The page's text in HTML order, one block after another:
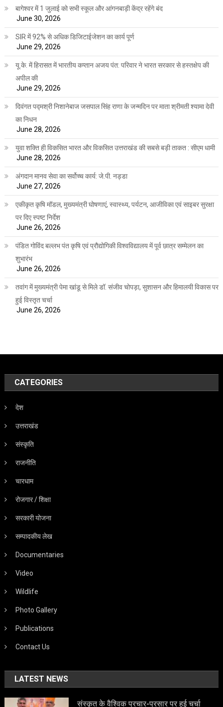
बागेश्वर में 1 जुलाई को सभी स्कूल और आंगनबाड़ी केंद्र रहेंगे बंद
June 30, 2026
SIR में 92% से अधिक डिजिटाईजेशन का कार्य पूर्ण
June 29, 2026
यू.के. में हिरासत में भारतीय कप्तान अजय पंत: परिवार ने भारत सरकार से हस्तक्षेप की
अपील की
June 29, 2026
दिवंगत पद्मश्री निशानेबाज जसपाल सिंह राणा के जन्मदिन पर माता श्रीमती श्यामा देवी
का निधन
June 28, 2026
युवा शक्ति ही विकसित भारत और विकसित उत्तराखंड की सबसे बड़ी ताकत : सीएम धामी
June 28, 2026
अंगदान मानव सेवा का सर्वोच्च कार्य: जे.पी. नड्डा
June 27, 2026
एकीकृत कृषि मॉडल, मुख्यमंत्री घोषणाएं, स्वास्थ्य, पर्यटन, आजीविका एवं साइबर सुरक्षा
पर दिए स्पष्ट निर्देश
June 26, 2026
पंडित गोविंद बल्लभ पंत कृषि एवं प्रौद्योगिकी विश्वविद्यालय में पूर्व छात्र सम्मेलन का
शुभारंभ
June 26, 2026
तवांग में मुख्यमंत्री पेमा खांडू से मिले डॉ. संजीव चोपड़ा, सुशासन और हिमालयी विकास पर
हुई विस्तृत चर्चा
June 26, 2026
CATEGORIES
देश
उत्तराखंड
संस्कृति
राजनीति
चारधाम
रोजगार / शिक्षा
सरकारी योजना
सम्पादकीय लेख
Documentaries
Video
Wildlife
Photo Gallery
Publications
Contact Us
LATEST NEWS
संस्कृत के वैश्विक प्रचार-प्रसार पर हुई चर्चा